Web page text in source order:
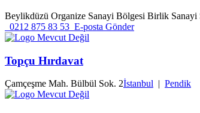
Beylikdüzü Organize Sanayi Bölgesi Birlik Sanayi
0212 875 83 53 E-posta Gönder
Topçu Hırdavat
Çamçeşme Mah. Bülbül Sok. 2İstanbul | Pendik